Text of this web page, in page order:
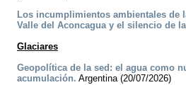
Los incumplimientos ambientales de
Valle del Aconcagua y el silencio de
Glaciares
Geopolítica de la sed: el agua como
acumulación. Argentina (20/07/2026)